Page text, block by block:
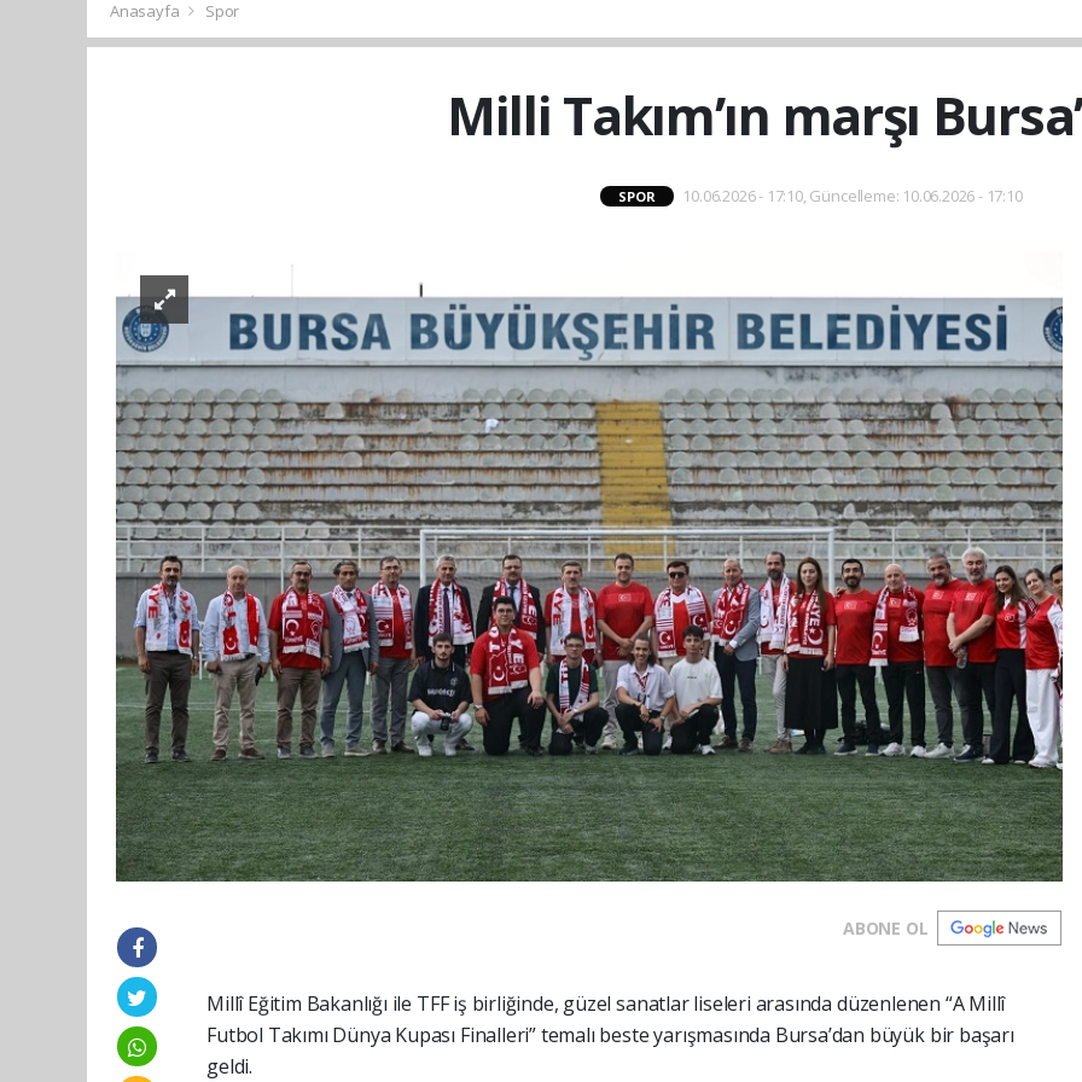
Anasayfa Spor
Milli Takım’ın marşı
SPOR 10.06.2026 - 17:10, Güncelleme: 10.06.2026 - 17:10
ABONE OL
Millî Eğitim Bakanlığı ile TFF iş birliğinde, güzel sanatlar liseleri arasında düzenlenen “A Millî
Futbol Takımı Dünya Kupası Finalleri” temalı beste yarışmasında Bursa’dan büyük bir başarı
geldi.